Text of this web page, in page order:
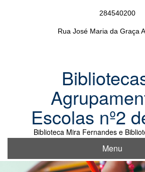
284540200
Rua José Maria da Graça
Escolas nº2
Biblioteca Mira Fernandes e
Menu